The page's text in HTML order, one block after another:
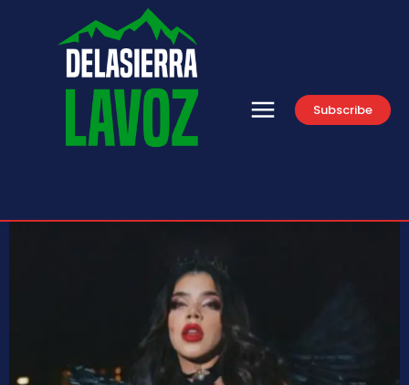
Subscribe